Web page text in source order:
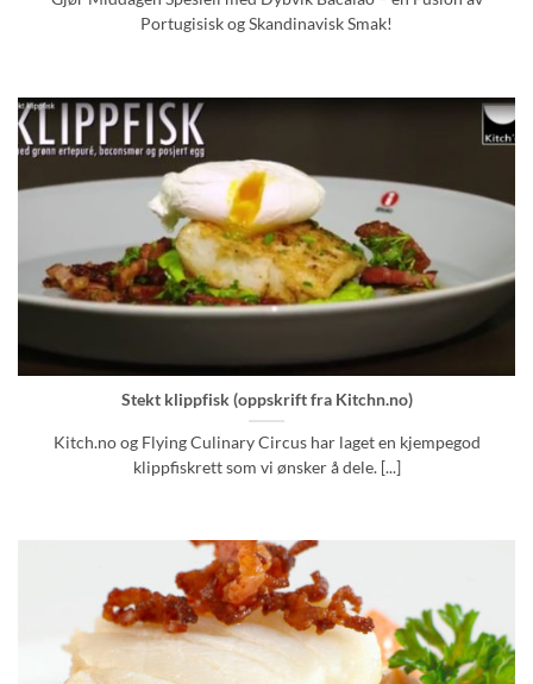
Portugisisk og Skandinavisk Smak!
Stekt klippfisk (oppskrift fra Kitchn.no)
Kitch.no og Flying Culinary Circus har laget en kjempegod
klippfiskrett som vi ønsker å dele. [...]